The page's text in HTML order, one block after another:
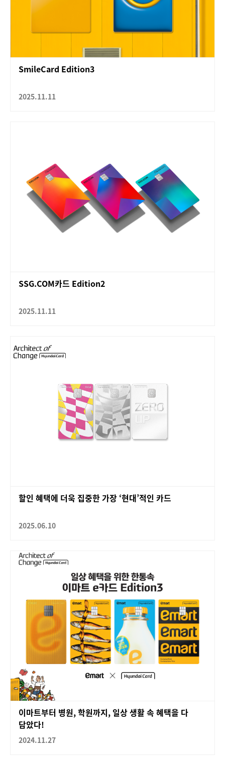
SmileCard Edition3
2025.11.11
SSG.COM카드 Edition2
2025.11.11
할인 혜택에 더욱 집중한 가장 ‘현대’적인 카드
2025.06.10
이마트부터 병원, 학원까지, 일상 생활 속 혜택을 다
담았다!
2024.11.27